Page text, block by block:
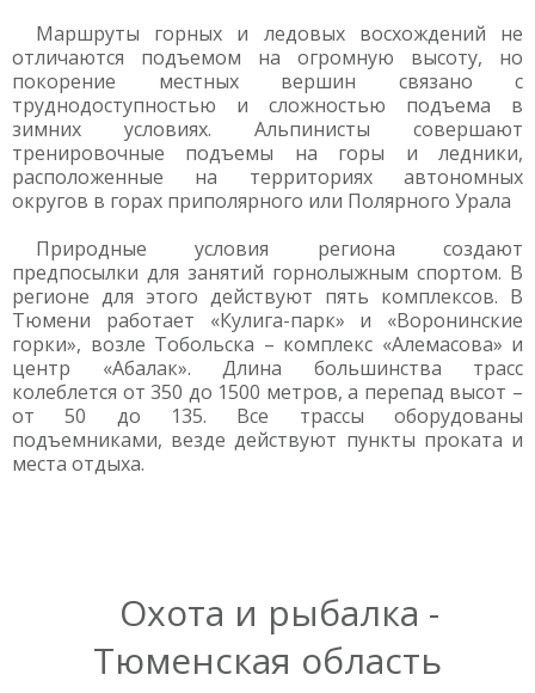
Маршруты горных и ледовых восхождений не
отличаются подъемом на огромную высоту, но
покорение местных вершин связано с
труднодоступностью и сложностью подъема в
зимних условиях. Альпинисты совершают
тренировочные подъемы на горы и ледники,
расположенные на территориях автономных
округов в горах приполярного или Полярного Урала
Природные условия региона создают
предпосылки для занятий горнолыжным спортом. В
регионе для этого действуют пять комплексов. В
Тюмени работает «Кулига-парк» и «Воронинские
горки», возле Тобольска – комплекс «Алемасова» и
центр «Абалак». Длина большинства трасс
колеблется от 350 до 1500 метров, а перепад высот –
от 50 до 135. Все трассы оборудованы
подъемниками, везде действуют пункты проката и
места отдыха.
Охота и рыбалка -
Тюменская область